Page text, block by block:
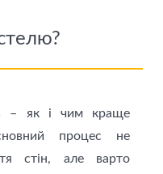
– як і чим краще
процес не
стін, але варто